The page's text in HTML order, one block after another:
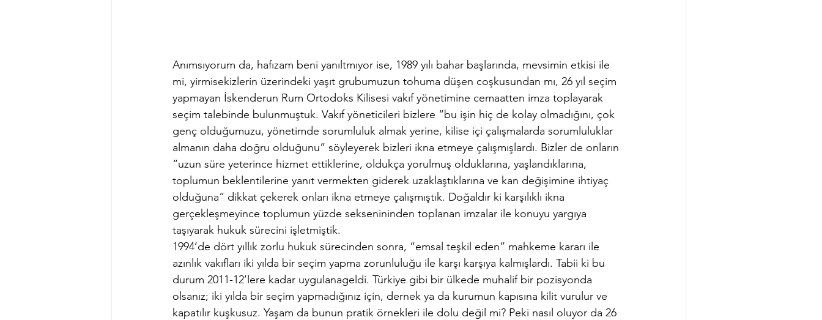
Anımsıyorum da, hafızam beni yanıltmıyor ise, 1989 yılı bahar başlarında, mevsimin etkisi ile
mi, yirmisekizlerin üzerindeki yaşıt grubumuzun tohuma düşen coşkusundan mı, 26 yıl seçim
yapmayan İskenderun Rum Ortodoks Kilisesi vakıf yönetimine cemaatten imza toplayarak
seçim talebinde bulunmuştuk. Vakıf yöneticileri bizlere “bu işin hiç de kolay olmadığını, çok
genç olduğumuzu, yönetimde sorumluluk almak yerine, kilise içi çalışmalarda sorumluluklar
almanın daha doğru olduğunu” söyleyerek bizleri ikna etmeye çalışmışlardı. Bizler de onların
“uzun süre yeterince hizmet ettiklerine, oldukça yorulmuş olduklarına, yaşlandıklarına,
toplumun beklentilerine yanıt vermekten giderek uzaklaştıklarına ve kan değişimine ihtiyaç
olduğuna” dikkat çekerek onları ikna etmeye çalışmıştık. Doğaldır ki karşılıklı ikna
gerçekleşmeyince toplumun yüzde seksenininden toplanan imzalar ile konuyu yargıya
taşıyarak hukuk sürecini işletmiştik.
1994’de dört yıllık zorlu hukuk sürecinden sonra, “emsal teşkil eden” mahkeme kararı ile
azınlık vakıfları iki yılda bir seçim yapma zorunluluğu ile karşı karşıya kalmışlardı. Tabii ki bu
durum 2011-12’lere kadar uygulanageldi. Türkiye gibi bir ülkede muhalif bir pozisyonda
olsanız; iki yılda bir seçim yapmadığınız için, dernek ya da kurumun kapısına kilit vurulur ve
kapatılır kuşkusuz. Yaşam da bunun pratik örnekleri ile dolu değil mi? Peki nasıl oluyor da 26